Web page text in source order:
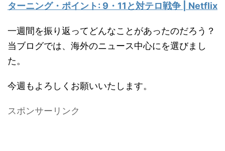
ターニング・ポイント: 9・11と対テロ戦争 | Netflix
一週間を振り返ってどんなことがあったのだろう？
当ブログでは、海外のニュース中心にを選びまし
た。
今週もよろしくお願いいたします。
スポンサーリンク